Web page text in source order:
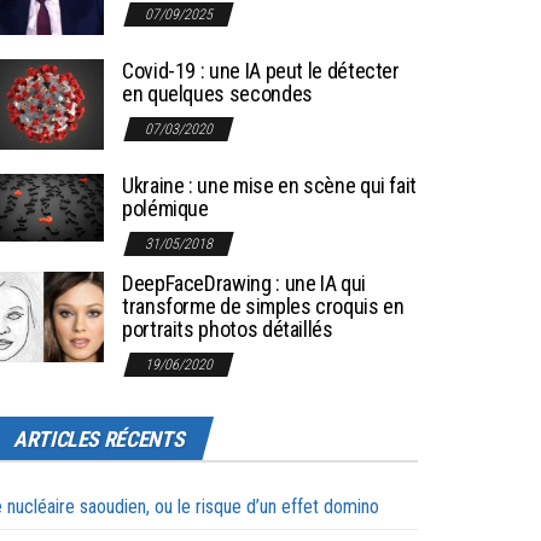
07/09/2025
Covid-19 : une IA peut le détecter
en quelques secondes
07/03/2020
Ukraine : une mise en scène qui fait
polémique
31/05/2018
DeepFaceDrawing : une IA qui
transforme de simples croquis en
portraits photos détaillés
19/06/2020
ARTICLES RÉCENTS
nucléaire saoudien, ou le risque d’un effet domino